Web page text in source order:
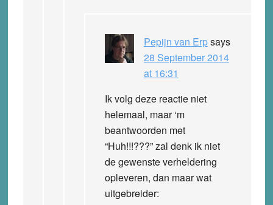
Pepijn van Erpsays
28 September 2014
at 16:31
Ik volg deze reactie niet
helemaal, maar ‘m
beantwoorden met
“Huh!!!???” zal denk ik niet
de gewenste verheldering
opleveren, dan maar wat
uitgebreider: